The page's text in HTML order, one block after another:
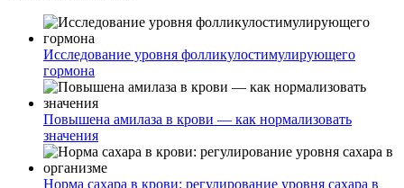
Исследование уровня фолликулостимулирующего
гормона
Повышена амилаза в крови — как нормализовать
значения
Норма сахара в крови: регулирование уровня сахара в